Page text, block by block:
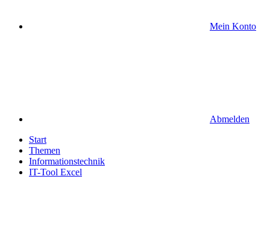
Mein Konto
Abmelden
Start
Themen
Informationstechnik
IT-Tool Excel